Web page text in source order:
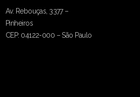
Av. Rebouças, 3377 –
Pinheiros
CEP: 04122-000 – São Paulo